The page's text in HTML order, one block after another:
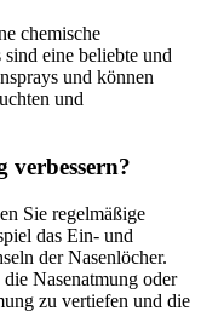
chemische
eine beliebte und
und können
und
verbessern?
Sie regelmäßige
das Ein- und
der Nasenlöcher.
Nasenatmung oder
zu vertiefen und die